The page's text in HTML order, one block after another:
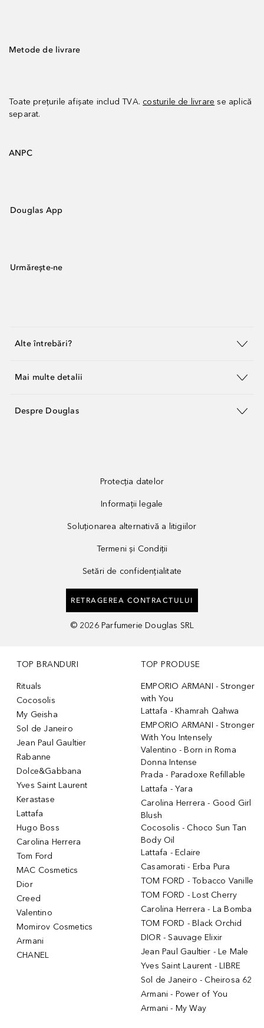
Metode de livrare
Toate prețurile afișate includ TVA. costurile de livrare se aplică
separat.
ANPC
Douglas App
Urmărește-ne
Alte întrebări?
Mai multe detalii
Despre Douglas
Protecția datelor
Informații legale
Soluționarea alternativă a litigiilor
Termeni și Condiții
Setări de confidențialitate
RETRAGEREA CONTRACTULUI
© 2026 Parfumerie Douglas SRL
TOP BRANDURI
Rituals
Cocosolis
My Geisha
Sol de Janeiro
Jean Paul Gaultier
Rabanne
Dolce&Gabbana
Yves Saint Laurent
Kerastase
Lattafa
Hugo Boss
Carolina Herrera
Tom Ford
MAC Cosmetics
Dior
Creed
Valentino
Momirov Cosmetics
Armani
CHANEL
TOP PRODUSE
EMPORIO ARMANI - Stronger
with You
Lattafa - Khamrah Qahwa
EMPORIO ARMANI - Stronger
With You Intensely
Valentino - Born in Roma
Donna Intense
Prada - Paradoxe Refillable
Lattafa - Yara
Carolina Herrera - Good Girl
Blush
Cocosolis - Choco Sun Tan
Body Oil
Lattafa - Eclaire
Casamorati - Erba Pura
TOM FORD - Tobacco Vanille
TOM FORD - Lost Cherry
Carolina Herrera - La Bomba
TOM FORD - Black Orchid
DIOR - Sauvage Elixir
Jean Paul Gaultier - Le Male
Yves Saint Laurent - LIBRE
Sol de Janeiro - Cheirosa 62
Armani - Power of You
Armani - My Way